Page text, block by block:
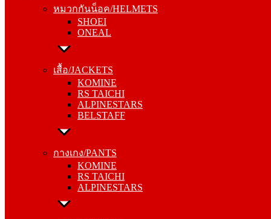
หมวกกันน็อค/HELMETS
SHOEI
ONEAL
เสื้อ/JACKETS
KOMINE
RS TAICHI
ALPINESTARS
BELSTAFF
กางเกง/PANTS
KOMINE
RS TAICHI
ALPINESTARS
ONEAL
เสื้อ/JACKETS
RS TAICHI
ALPINESTARS
BELSTAFF
กางเกง/PANTS
RS TAICHI
ALPINESTARS
ถุงมือ/GLOVES